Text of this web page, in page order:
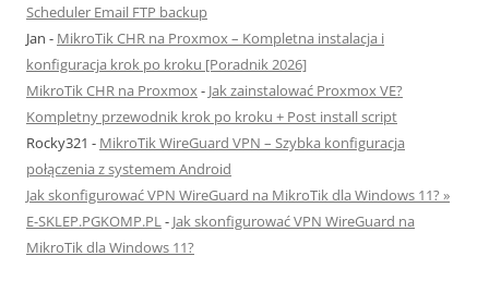
Scheduler Email FTP backup
Jan - MikroTik CHR na Proxmox – Kompletna instalacja i
konfiguracja krok po kroku [Poradnik 2026]
MikroTik CHR na Proxmox- Jak zainstalować Proxmox VE?
Kompletny przewodnik krok po kroku + Post install script
Rocky321 - MikroTik WireGuard VPN – Szybka konfiguracja
połączenia z systemem Android
Jak skonfigurować VPN WireGuard na MikroTik dla Windows 11? »
E-SKLEP.PGKOMP.PL- Jak skonfigurować VPN WireGuard na
MikroTik dla Windows 11?